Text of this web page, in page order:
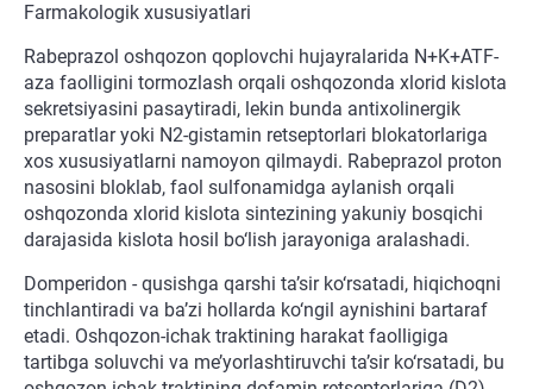
Farmakologik xususiyatlari
Rabeprazol oshqozon qoplovchi hujayralarida N+K+ATF-
aza faolligini tormozlash orqali oshqozonda xlorid kislota
sekretsiyasini pasaytiradi, lekin bunda antixolinergik
preparatlar yoki N2-gistamin retseptorlari blokatorlariga
xos xususiyatlarni namoyon qilmaydi. Rabeprazol proton
nasosini bloklab, faol sulfonamidga aylanish orqali
oshqozonda xlorid kislota sintezining yakuniy bosqichi
darajasida kislota hosil bo‘lish jarayoniga aralashadi.
Domperidon - qusishga qarshi ta’sir ko‘rsatadi, hiqichoqni
tinchlantiradi va ba’zi hollarda ko‘ngil aynishini bartaraf
etadi. Oshqozon-ichak traktining harakat faolligiga
tartibga soluvchi va me’yorlashtiruvchi ta’sir ko‘rsatadi, bu